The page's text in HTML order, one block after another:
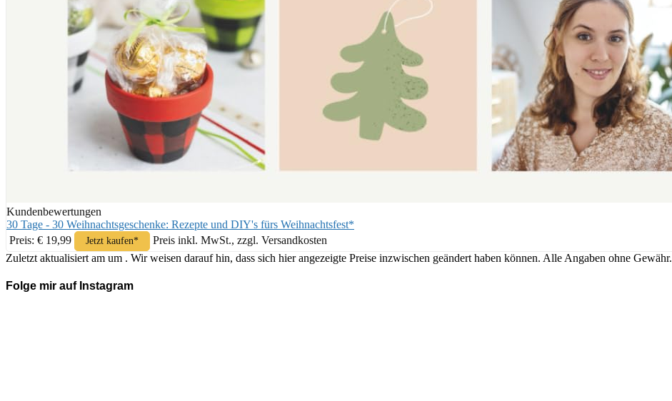
Kundenbewertungen
30 Tage - 30 Weihnachtsgeschenke: Rezepte und DIY's fürs Weihnachtsfest*
Preis: € 19,99
Jetzt kaufen*
Preis inkl. MwSt., zzgl. Versandkosten
Zuletzt aktualisiert am um . Wir weisen darauf hin, dass sich hier angezeigte Preise inzwischen geändert haben können. Alle Angaben ohne Gewähr.
Folge mir auf Instagram